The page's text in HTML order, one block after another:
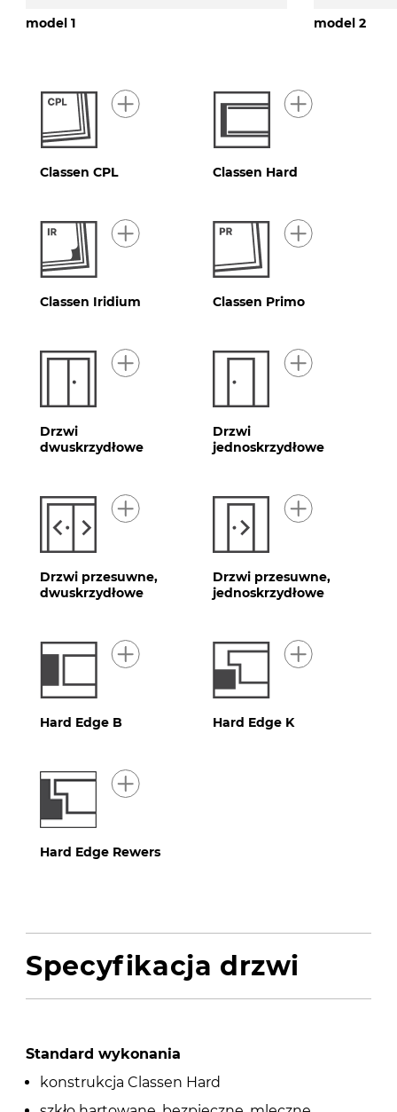
model 1 model 2
Classen CPL Classen Hard
Classen Iridium Classen Primo
Drzwi
dwuskrzydłowe
Drzwi
jednoskrzydłowe
Drzwi przesuwne,
dwuskrzydłowe
Drzwi przesuwne,
jednoskrzydłowe
Hard Edge B Hard Edge K
Hard Edge Rewers
Specyfikacja drzwi
Standard wykonania
konstrukcja Classen Hard